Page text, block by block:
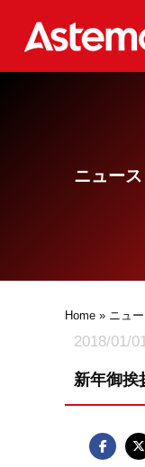
ニュー
Home » ニュ
2018/01/
新年御挨